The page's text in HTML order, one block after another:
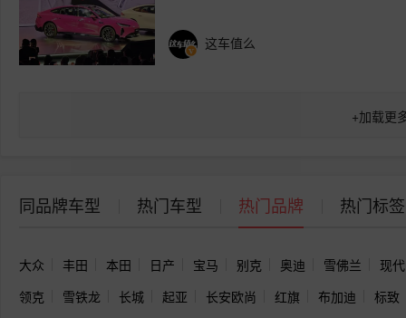
这车值么
+加载更
同品牌车型 热门车型 热门品牌 热门标签
大众 丰田 本田 日产 宝马 别克 奥迪 雪佛兰
现代
领克
雪铁龙 长城 起亚 长安欧尚 红旗 布加迪 标致